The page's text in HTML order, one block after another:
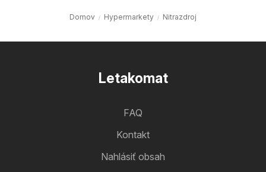
Domov Hypermarkety Nitrazdroj
Letakomat
FAQ
Kontakt
Nahlásiť obsah